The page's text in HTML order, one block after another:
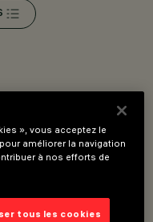
de fixation par
sous pression
», vous acceptez le
améliorer la navigation
à nos efforts de
tous les cookies